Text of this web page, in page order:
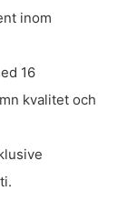
inom
16
kvalitet och